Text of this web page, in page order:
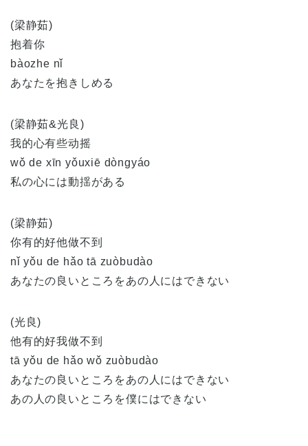
(梁静茹)
抱着你
bàozhe nǐ
あなたを抱きしめる
(梁静茹&光良)
我的心有些动摇
wǒ de xīn yǒuxiē dòngyáo
私の心には動揺がある
(梁静茹)
你有的好他做不到
nǐ yǒu de hǎo tā zuòbudào
あなたの良いところをあの人にはできない
(光良)
他有的好我做不到
tā yǒu de hǎo wǒ zuòbudào
あなたの良いところをあの人にはできない
あの人の良いところを僕にはできない